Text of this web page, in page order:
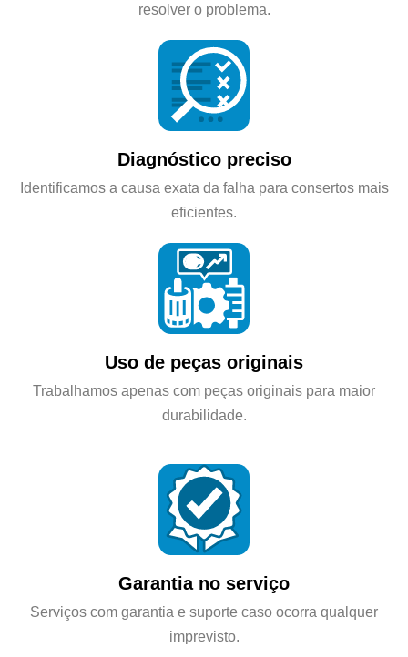
resolver o problema.
Diagnóstico preciso
Identificamos a causa exata da falha para consertos mais
eficientes.
Uso de peças originais
Trabalhamos apenas com peças originais para maior
durabilidade.
Garantia no serviço
Serviços com garantia e suporte caso ocorra qualquer
imprevisto.